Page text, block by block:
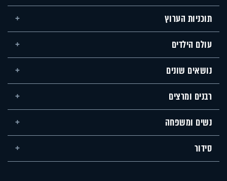
תוכניות הערוץ
עולם הילדים
נושאים שונים
רבנים ומרצים
נשים ומשפחה
סידור